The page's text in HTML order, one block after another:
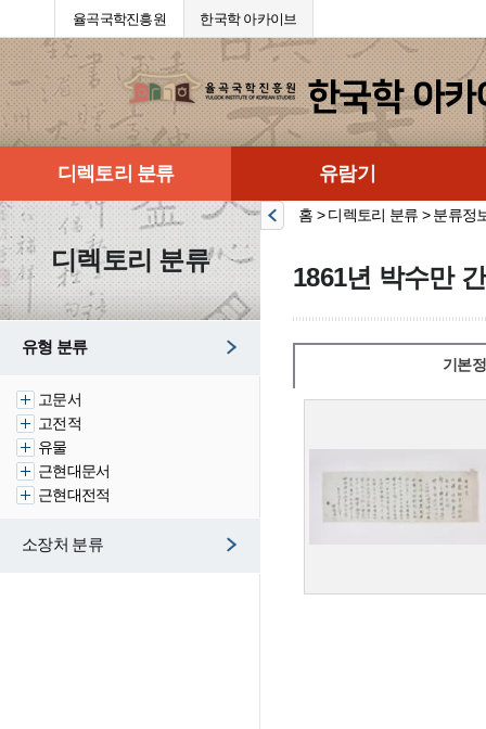
율곡국학진흥원 한국학 아카이브
디렉토리 분류 유람기
디렉토리 분류
유형 분류
고문서
고전적
유물
근현대문서
근현대전적
소장처 분류
홈 > 디렉토리 분류 > 분류정
1861년 박수만
기본